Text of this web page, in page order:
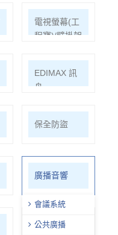
電視螢幕(工
程寶)/壁掛架
EDIMAX 訊
舟
保全防盜
廣播音響
會議系統
公共廣播
中央監控